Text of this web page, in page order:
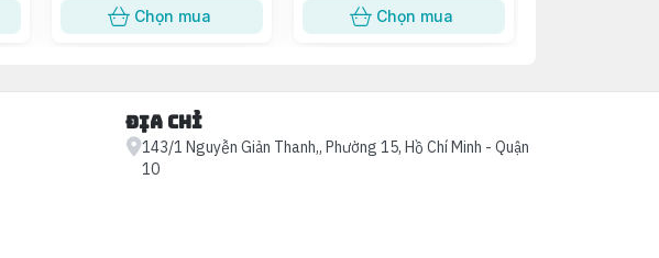
Chọn mua Chọn mua
Địa chỉ
143/1 Nguyễn Giản Thanh,, Phường 15, Hồ Chí Minh - Quận
10